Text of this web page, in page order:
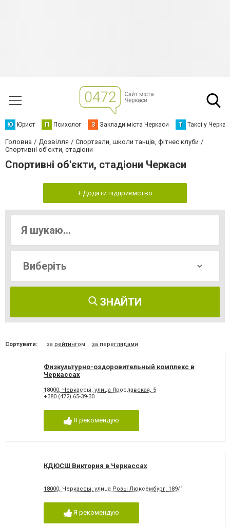
Ю Юрист П Психолог З Заклади міста Черкаси Т Таксі у
Головна Дозвілля
Спортзали, школи танців, фітнес клуби
Спортивні об'єкти, стадіони
Спортивні об'єкти, стадіони Черкаси
+ Додати підприємство
ЗНАЙТИ
Сортувати: за рейтингом за переглядами
Физкультурно-оздоровительный комплекс в
Черкассах
18000, Черкассы, улица Ярославская, 5
+380 (472) 65-39-30
Я рекомендую
КДЮСШ Виктория в Черкассах
18000, Черкассы, улица Розы Люксембург, 189/1
Я рекомендую